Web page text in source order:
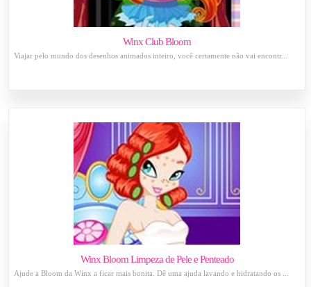
Winx Club Bloom
Viajar pelo mundo dos desenhos animados inteiro, você certamente não vai encontr...
Winx Bloom Limpeza de Pele e Penteado
Ajude a Bloom da Winx a ficar mais bonita. Dê uma ajuda lavando e hidratando os ...